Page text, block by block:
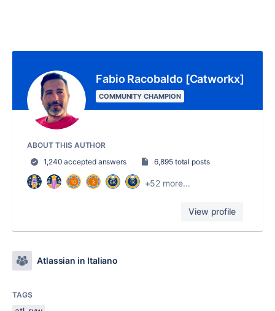
Fabio Racobaldo [Catworkx]
COMMUNITY CHAMPION
ABOUT THIS AUTHOR
1,240 accepted answers
6,895 total posts
+52 more...
View profile
Atlassian in Italiano
TAGS